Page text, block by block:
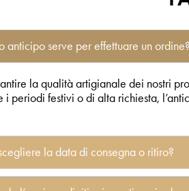
anticipo serve per effettuare un ordine?
la qualità artigianale dei nostri
i periodi festivi o di alta richiesta,
la data di consegna o ritiro?